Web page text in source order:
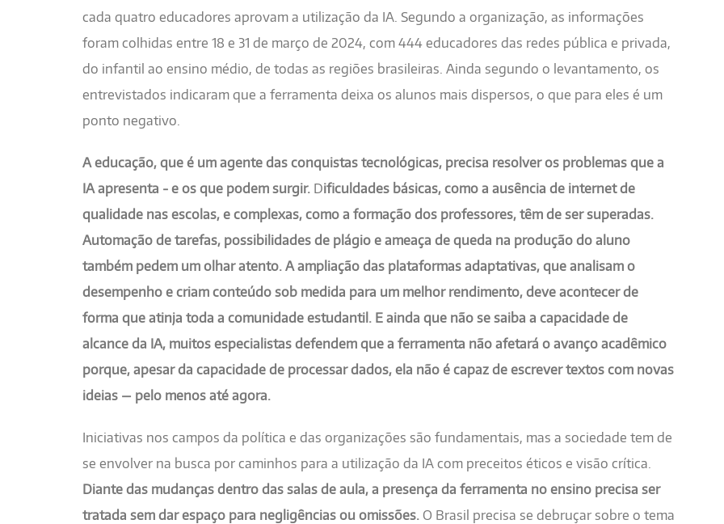
cada quatro educadores aprovam a utilização da IA. Segundo a organização, as informações
foram colhidas entre 18 e 31 de março de 2024, com 444 educadores das redes pública e privada,
do infantil ao ensino médio, de todas as regiões brasileiras. Ainda segundo o levantamento, os
entrevistados indicaram que a ferramenta deixa os alunos mais dispersos, o que para eles é um
ponto negativo.
A educação, que é um agente das conquistas tecnológicas, precisa resolver os problemas que a
IA apresenta - e os que podem surgir. Dificuldades básicas, como a ausência de internet de
qualidade nas escolas, e complexas, como a formação dos professores, têm de ser superadas.
Automação de tarefas, possibilidades de plágio e ameaça de queda na produção do aluno
também pedem um olhar atento. A ampliação das plataformas adaptativas, que analisam o
desempenho e criam conteúdo sob medida para um melhor rendimento, deve acontecer de
forma que atinja toda a comunidade estudantil. E ainda que não se saiba a capacidade de
alcance da IA, muitos especialistas defendem que a ferramenta não afetará o avanço acadêmico
porque, apesar da capacidade de processar dados, ela não é capaz de escrever textos com novas
ideias — pelo menos até agora.
Iniciativas nos campos da política e das organizações são fundamentais, mas a sociedade tem de
se envolver na busca por caminhos para a utilização da IA com preceitos éticos e visão crítica.
Diante das mudanças dentro das salas de aula, a presença da ferramenta no ensino precisa ser
tratada sem dar espaço para negligências ou omissões. O Brasil precisa se debruçar sobre o tema